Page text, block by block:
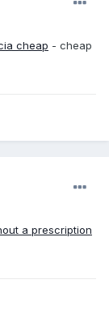
cheap - cheap
a prescription